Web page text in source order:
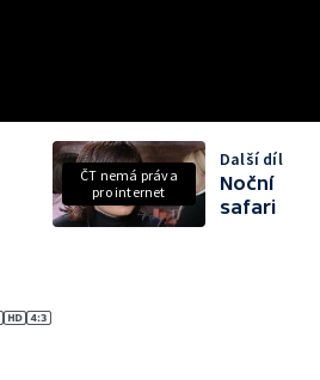
ČT nemá práva
pro internet
Další díl
Noční
safari